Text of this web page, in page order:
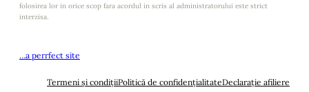
folosirea lor in orice scop fara acordul in scris al administratorului este strict
interzisa.
…a perrfect site
Termeni și condițiiPolitică de confidențialitateDeclarație afiliere